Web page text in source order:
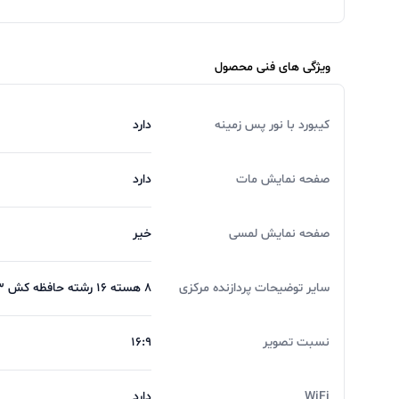
فروشلوازم جانبی لپ تاپ
تجربه یه حس خوب از خرید ツ
ویژگی های فنی محصول
کیبورد با نور پس زمینه دارد
صفحه نمایش مات دارد
صفحه نمایش لمسی خیر
سایر توضیحات پردازنده مرکزی ۸ هسته ۱۶ رشته حافظه کش L۳ معادل ۱۶ مگابایت و کش L۲ معادل ۴ مگابایت توان مصرفی: ۱۵ وات
نسبت تصویر 16:9